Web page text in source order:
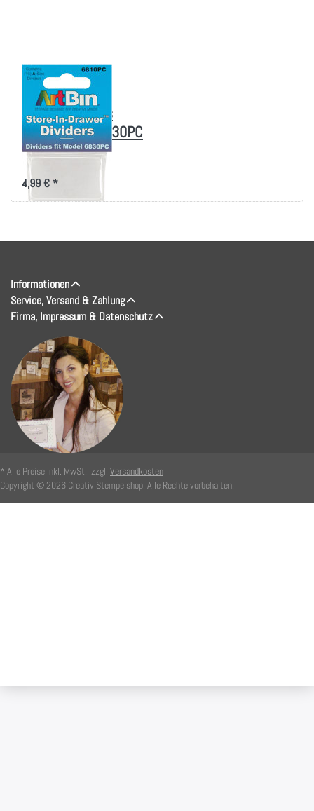
ARTBIN
ArtBin Store-In-
Drawer Dividers
10/Pkg-Fits 6830PC
Fits 6830PC
4,99 € *
6830PC
Informationen
Service, Versand & Zahlung
Firma, Impressum & Datenschutz
* Alle Preise inkl. MwSt., zzgl. Versandkosten
Copyright © 2026 Creativ Stempelshop. Alle Rechte vorbehalten.